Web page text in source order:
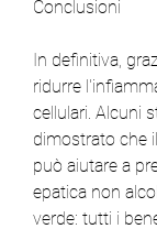
Conclusioni
In definitiva,
ridurre
cellulari. Alcuni
dimostrato che
può aiutare a
epatica non
verde: tutti i